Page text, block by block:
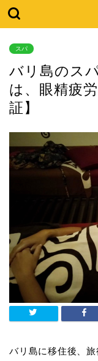
スパ
バリ島のス
は、眼精疲
証】
バリ島に移住後、